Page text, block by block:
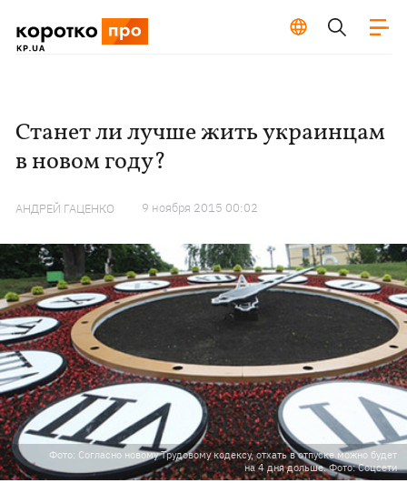
Станет ли лучше жить украинцам
в новом году?
АНДРЕЙ ГАЦЕНКО 9 ноября 2015 00:02
Фото: Согласно новому Трудовому кодексу, отхать в отпуске можно будет
на 4 дня дольше. Фото: Соцсети